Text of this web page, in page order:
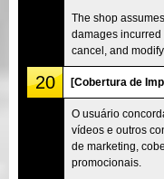
The shop
damages incurred
cancel, and
20 [Cobertura de
O usuário
vídeos e outros
de marketing,
promocionais.